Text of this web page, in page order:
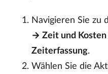
Navigieren Sie zu
→ Zeit und
Zeiterfassung.
Wählen Sie die